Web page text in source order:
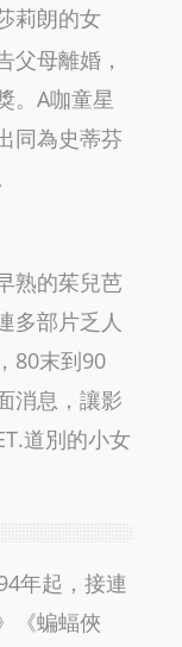
莉朗的女
父母離婚，
。A咖童星
同為史蒂芬
熟的茱兒芭
多部片乏人
80末到90
消息，讓影
道別的小女
年起，接連
《蝙蝠俠